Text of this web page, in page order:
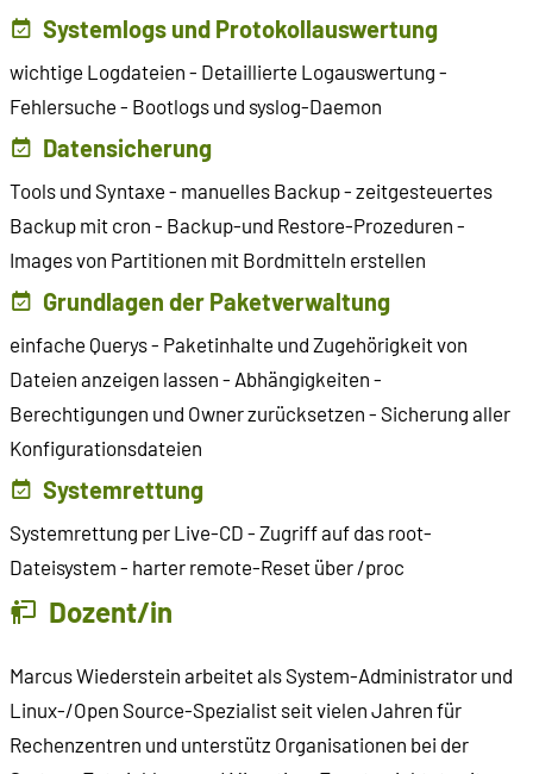
Systemlogs und Protokollauswertung
wichtige Logdateien - Detaillierte Logauswertung -
Fehlersuche - Bootlogs und syslog-Daemon
Datensicherung
Tools und Syntaxe - manuelles Backup - zeitgesteuertes
Backup mit cron - Backup-und Restore-Prozeduren -
Images von Partitionen mit Bordmitteln erstellen
Grundlagen der Paketverwaltung
einfache Querys - Paketinhalte und Zugehörigkeit von
Dateien anzeigen lassen - Abhängigkeiten -
Berechtigungen und Owner zurücksetzen - Sicherung aller
Konfigurationsdateien
Systemrettung
Systemrettung per Live-CD - Zugriff auf das root-
Dateisystem - harter remote-Reset über /proc
Dozent/in
Marcus Wiederstein arbeitet als System-Administrator und
Linux-/Open Source-Spezialist seit vielen Jahren für
Rechenzentren und unterstütz Organisationen bei der